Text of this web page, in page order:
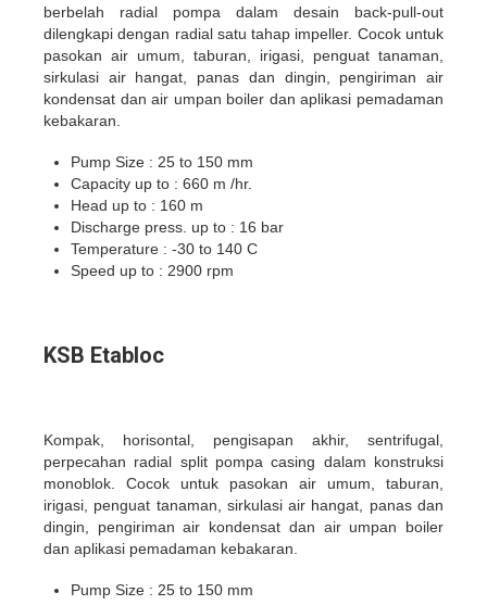
berbelah radial pompa dalam desain back-pull-out
dilengkapi dengan radial satu tahap impeller. Cocok untuk
pasokan air umum, taburan, irigasi, penguat tanaman,
sirkulasi air hangat, panas dan dingin, pengiriman air
kondensat dan air umpan boiler dan aplikasi pemadaman
kebakaran.
Pump Size : 25 to 150 mm
Capacity up to : 660 m /hr.
Head up to : 160 m
Discharge press. up to : 16 bar
Temperature : -30 to 140 C
Speed up to : 2900 rpm
KSB Etabloc
Kompak, horisontal, pengisapan akhir, sentrifugal,
perpecahan radial split pompa casing dalam konstruksi
monoblok. Cocok untuk pasokan air umum, taburan,
irigasi, penguat tanaman, sirkulasi air hangat, panas dan
dingin, pengiriman air kondensat dan air umpan boiler
dan aplikasi pemadaman kebakaran.
Pump Size : 25 to 150 mm